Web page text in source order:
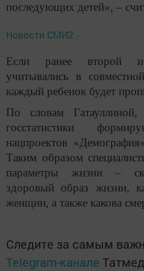
последующих детей», –
Новости СМИ2
Если ранее второй
учитывались в
каждый ребенок будет
По словам Гатауллиной,
госстатистики
нацпроектов
Таким образом
параметры жизни –
здоровый образ жизни,
женщин, а также какова
Следите за самым
Telegram-канале